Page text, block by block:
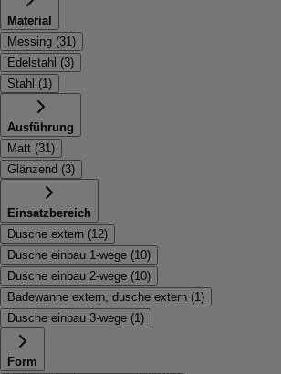
Material
Messing (31 )
Edelstahl (3)
Stahl (1 )
Ausführung
Matt (31 )
Glänzend (3)
Einsatzbereich
Dusche extern (12)
Dusche einbau 1-wege (10)
Dusche einbau 2-wege (10)
Badewanne extern, dusche extern (1 )
Dusche einbau 3-wege (1 )
Form